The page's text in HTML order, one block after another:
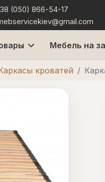
(050) 866-54-17
Мебель на
кроватей